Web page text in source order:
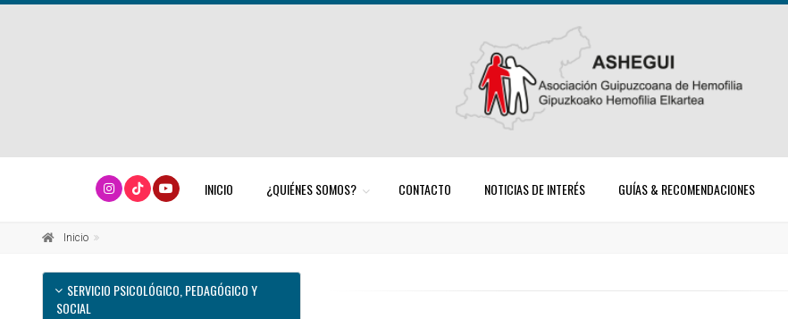
INICIO ¿QUIÉNES SOMOS? CONTACTO NOTICIAS DE INTERÉS GUÍAS & RECOMENDACIONES
Inicio
SERVICIO PSICOLÓGICO, PEDAGÓGICO Y
SOCIAL